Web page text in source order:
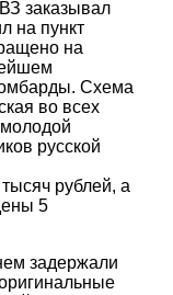
заказывал
на пункт
на
Схема
во всех
русской
рублей, а
5
задержали